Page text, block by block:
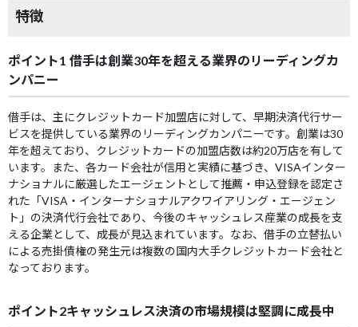
特徴
ポイント1 借手は創業30年を超える業界のリーディングカ
ンパニー
借手は、主にクレジットカード加盟店に対して、早期決済代行サー
ビスを提供している業界のリーディングカンパニーです。創業は30
年を超えており、クレジットカードの加盟店数は約20万店を有して
います。また、各カード会社が信用と実績に基づき、VISAインター
ナショナルに厳選したエージェントとして推薦・申込登録を認定さ
れた「VISA・インターナショナルアクワイアリング・エージェン
ト」の決済代行会社であり、今後のキャッシュレス産業の成長を支
える企業として、成長が見込まれています。なお、借手の立替払い
による売掛債権の発生元は複数の国内大手クレジットカード会社と
なっております。
ポイント2キャッシュレス決済の市場規模は堅調に成長中